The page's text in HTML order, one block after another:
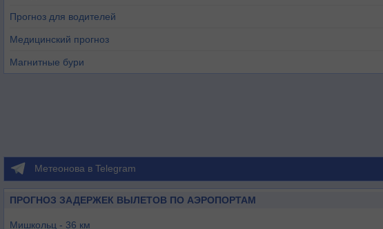
Прогноз для водителей
Медицинский прогноз
Магнитные бури
Метеонова в Telegram
ПРОГНОЗ ЗАДЕРЖЕК ВЫЛЕТОВ ПО АЭРОПОРТАМ
Мишкольц - 36 км